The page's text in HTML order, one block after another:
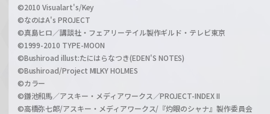
©2010 Visualart's/Key
©なのはA's PROJECT
©真島ヒロ／講談社・フェアリーテイル製作ギルド・テレビ東京
©1999-2010 TYPE-MOON
©Bushiroad illust:たにはらなつき(EDEN'S NOTES)
©Bushiroad/Project MILKY HOLMES
©カラー
©鎌池和馬／アスキー・メディアワークス／PROJECT-INDEX II
©高橋弥七郎/アスキー・メディアワークス/『灼眼のシャナ』製作委員会